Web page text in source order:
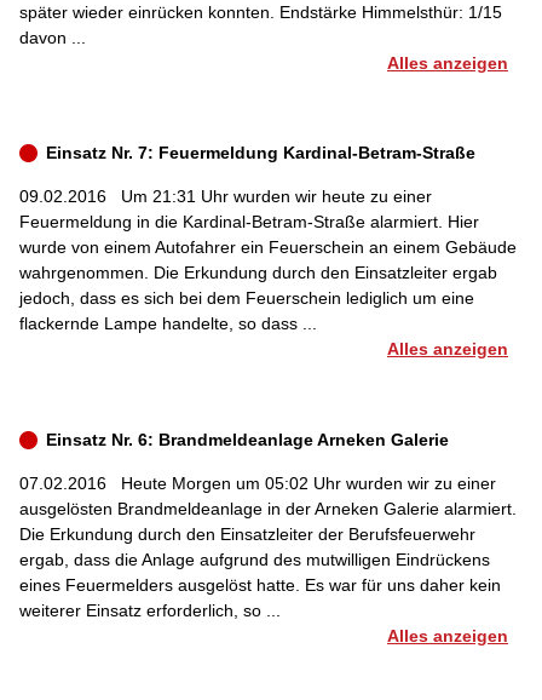
später wieder einrücken konnten. Endstärke Himmelsthür: 1/15
davon ...
Alles anzeigen
Einsatz Nr. 7: Feuermeldung Kardinal-Betram-Straße
09.02.2016 Um 21:31 Uhr wurden wir heute zu einer
Feuermeldung in die Kardinal-Betram-Straße alarmiert. Hier
wurde von einem Autofahrer ein Feuerschein an einem Gebäude
wahrgenommen. Die Erkundung durch den Einsatzleiter ergab
jedoch, dass es sich bei dem Feuerschein lediglich um eine
flackernde Lampe handelte, so dass ...
Alles anzeigen
Einsatz Nr. 6: Brandmeldeanlage Arneken Galerie
07.02.2016 Heute Morgen um 05:02 Uhr wurden wir zu einer
ausgelösten Brandmeldeanlage in der Arneken Galerie alarmiert.
Die Erkundung durch den Einsatzleiter der Berufsfeuerwehr
ergab, dass die Anlage aufgrund des mutwilligen Eindrückens
eines Feuermelders ausgelöst hatte. Es war für uns daher kein
weiterer Einsatz erforderlich, so ...
Alles anzeigen